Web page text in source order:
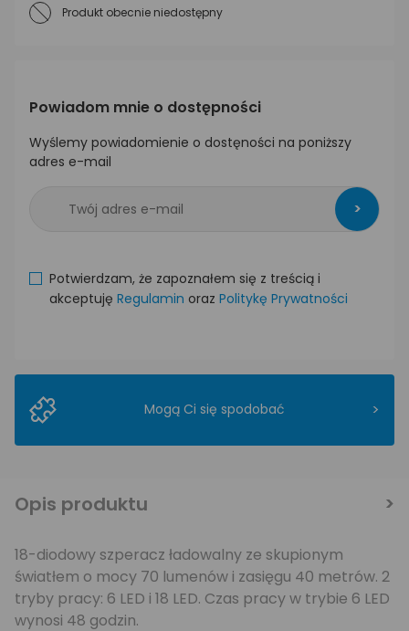
Produkt obecnie niedostępny
Powiadom mnie o dostępności
Wyślemy powiadomienie o dostęności na poniższy
adres e-mail
>
Potwierdzam, że zapoznałem się z treścią i
akceptuję Regulamin oraz Politykę Prywatności
Mogą Ci się spodobać >
Opis produktu
18-diodowy szperacz ładowalny ze skupionym
światłem o mocy 70 lumenów i zasięgu 40 metrów. 2
tryby pracy: 6 LED i 18 LED. Czas pracy w trybie 6 LED
wynosi 48 godzin.